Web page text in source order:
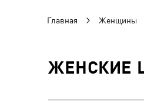
Главная Женщины
ЖЕНСКИЕ